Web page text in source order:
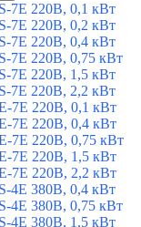
7E 220В, 0,1 кВт
7E 220В, 0,2 кВт
7E 220В, 0,4 кВт
7E 220В, 0,75 кВт
7E 220В, 1,5 кВт
7E 220В, 2,2 кВт
7E 220В, 0,1 кВт
7E 220В, 0,4 кВт
7E 220В, 0,75 кВт
7E 220В, 1,5 кВт
7E 220В, 2,2 кВт
4E 380В, 0,4 кВт
4E 380В, 0,75 кВт
4E 380В, 1,5 кВт